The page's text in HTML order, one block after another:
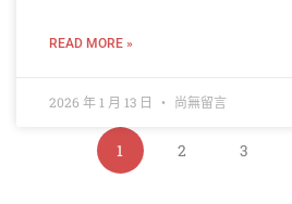
READ MORE »
2026 年 1 月 13 日 尚無留言
1 2 3